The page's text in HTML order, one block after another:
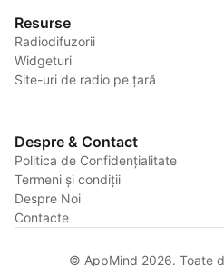
Resurse
Radiodifuzorii
Widgeturi
Site-uri de radio pe țară
Despre & Contact
Politica de Confidențialitate
Termeni și condiții
Despre Noi
Contacte
© AppMind 2026. Toate